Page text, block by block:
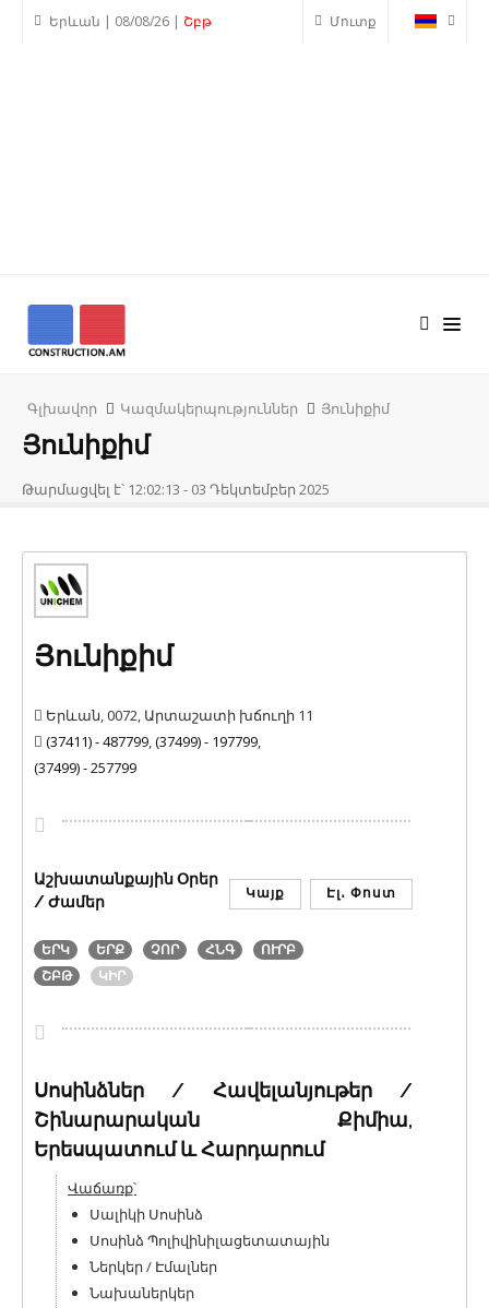
Մուտք
Երևան | 08/08/26 | Շբթ
Գլխավոր Կազմակերպություններ Յունիքիմ
Յունիքիմ
Թարմացվել է՝ 12:02:13 - 03 Դեկտեմբեր 2025
Յունիքիմ
Երևան, 0072, Արտաշատի խճուղի 11
(37411) - 487799,(37499) - 197799,
(37499) - 257799
Էլ․ Փոստ
Կայք
Աշխատանքային Օրեր
/ Ժամեր
ԵՐԿ ԵՐՔ ՉՈՐ ՀՆԳ
ՈՒՐԲ
ՇԲԹ
ԿԻՐ
Սոսինձներ / Հավելանյութեր /
Շինարարական Քիմիա,
Երեսպատում և Հարդարում
Վաճառք՝
Սալիկի Սոսինձ
Սոսինձ Պոլիվինիլացետատային
Ներկեր / Էմալներ
Նախաներկեր